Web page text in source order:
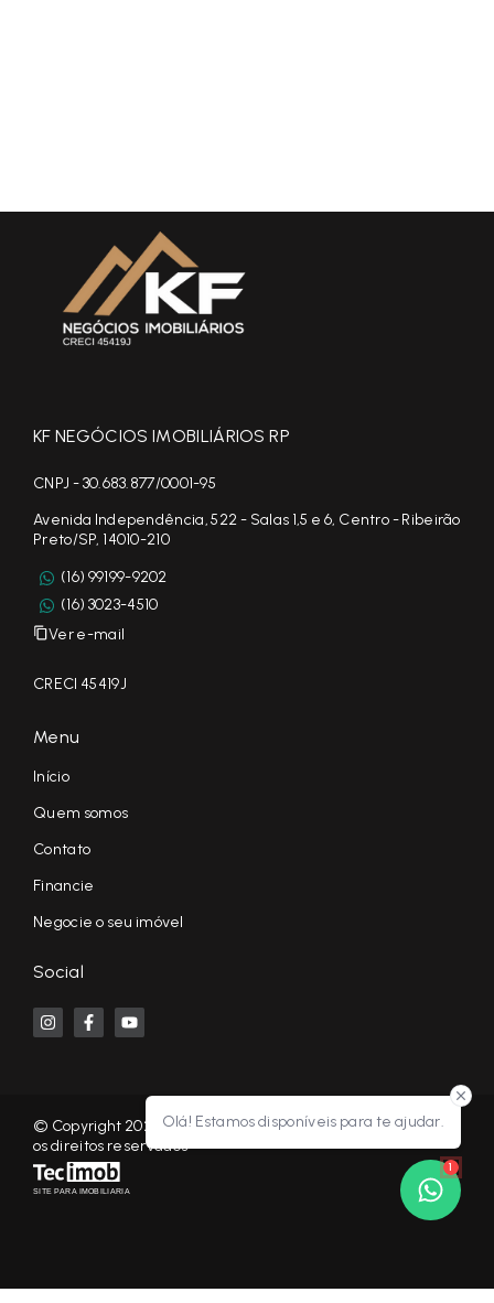
Olá! Estamos disponíveis para te ajudar.
1
KF NEGÓCIOS IMOBILIÁRIOS RP
CNPJ - 30.683.877/0001-95
Avenida Independência, 522 - Salas 1,5 e 6, Centro - Ribeirão
Preto/SP, 14010-210
(16) 99199-9202
(16) 3023-4510
Ver e-mail
CRECI 45419J
Menu
Início
Quem somos
Contato
Financie
Negocie o seu imóvel
Social
© Copyright 2026 - KF NEGÓCIOS IMOBILIÁRIOS RP - Todos
os direitos reservados
SITE PARA IMOBILIARIA